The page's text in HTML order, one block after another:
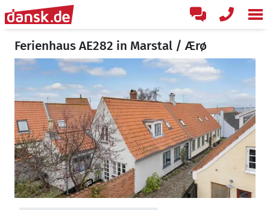
Ferienhaus AE282 in Marstal / Ærø